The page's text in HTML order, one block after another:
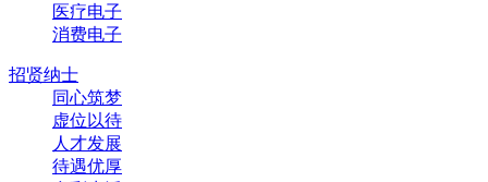
医疗电子
消费电子
招贤纳士
同心筑梦
虚位以待
人才发展
待遇优厚